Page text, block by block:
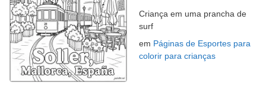
Criança em uma prancha de
surf
em Páginas de Esportes para
colorir para crianças